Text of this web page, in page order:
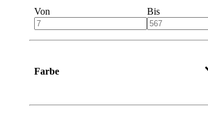
Von Bis
Farbe